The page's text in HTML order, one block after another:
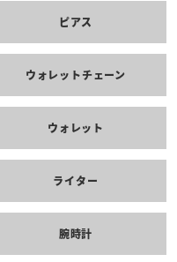
ピアス
ウォレットチェーン
ウォレット
ライター
腕時計